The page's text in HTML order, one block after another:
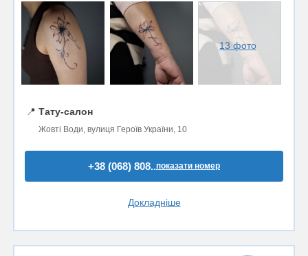
13 фото
📍 Тату-салон
Жовті Води, вулиця Героїв України, 10
+38 (068) 808..показати номер
Докладніше